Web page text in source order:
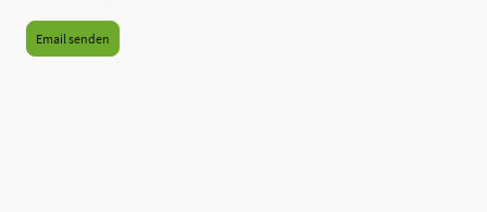
Email senden